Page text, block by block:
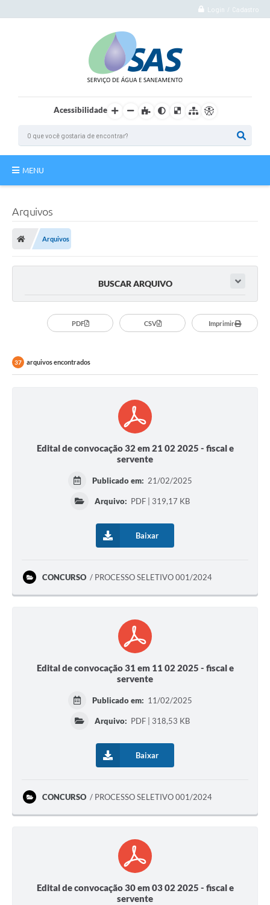
Login / Cadastro
Acessibilidade
MENU
Autoatendimento
Agência Virtual
Consulta Pública
Transparência
Plano Municipal de Saneamento Básico
Canais de Contato
Concursos e Processos Seletivos
Arquivos
Arquivos
BUSCAR ARQUIVO
PDF CSV Imprimir
37 arquivos encontrados
Edital de convocação 32 em 21 02 2025 - fiscal e
servente
Publicado em: 21/02/2025
Arquivo: PDF | 319,17 KB
Baixar
CONCURSO PROCESSO SELETIVO 001/2024
Edital de convocação 31 em 11 02 2025 - fiscal e
servente
Publicado em: 11/02/2025
Arquivo: PDF | 318,53 KB
Baixar
CONCURSO PROCESSO SELETIVO 001/2024
Edital de convocação 30 em 03 02 2025 - fiscal e
servente